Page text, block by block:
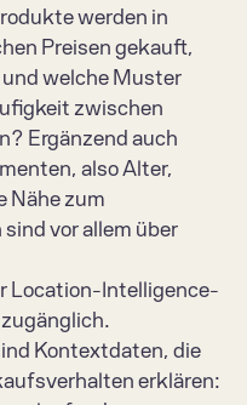
werden in
Preisen gekauft,
welche Muster
zwischen
Ergänzend auch
also Alter,
Nähe zum
vor allem über
Location-Intelligence-
Kontextdaten, die
erklären: